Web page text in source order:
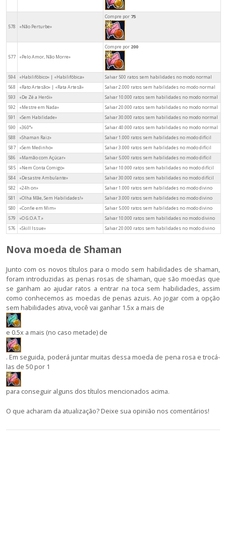
578 «Não Perturbe»
Compre por 75
577 «Pelo Amor, Não Morre»
Compre por 200
594 «Habilifóbico» | «Habilifóbica»
Salvar 500 ratos sem habilidades no modo normal
568
«Rato Artesão» | «Rata Artesã»
Salvar 2.000 ratos sem habilidades no modo normal
593
«De Zé a Herói»
Salvar 10.000 ratos sem habilidades no modo normal
592
«Mestre em Nada»
Salvar 20.000 ratos sem habilidades no modo normal
591
«Sem Habilidade»
Salvar 30.000 ratos sem habilidades no modo normal
590
«360°»
Salvar 40.000 ratos sem habilidades no modo normal
588
«Shaman Raiz»
Salvar 1.000 ratos sem habilidades no modo difícil
587
«Sem Medinho»
Salvar 3.000 ratos sem habilidades no modo difícil
586
«Mamão com Açúcar»
Salvar 5.000 ratos sem habilidades no modo difícil
585
«Nem Conta Comigo»
Salvar 10.000 ratos sem habilidades no modo difícil
584
«Desastre Ambulante»
Salvar 30.000 ratos sem habilidades no modo difícil
582
«24h on»
Salvar 1.000 ratos sem habilidades no modo divino
581
«Olha Mãe, Sem Habilidades!»
Salvar 3.000 ratos sem habilidades no modo divino
580
«Confie em Mim»
Salvar 5.000 ratos sem habilidades no modo divino
579
«O G.O.A.T.»
Salvar 10.000 ratos sem habilidades no modo divino
576
«Skill Issue» Salvar 20.000 ratos sem habilidades no modo divino
Nova moeda de Shaman
Junto com os novos títulos para o modo sem habilidades de shaman,
foram introduzidas as penas rosas de shaman, que são moedas que
se ganham ao ajudar ratos a entrar na toca sem habilidades, assim
como conhecemos as moedas de penas azuis. Ao jogar com a opção
sem habilidades ativa, você vai ganhar 1.5x a mais de
e 0.5x a mais (no caso metade) de
. Em seguida, poderá juntar muitas dessa moeda de pena rosa e trocá-
las de 50 por 1
para conseguir alguns dos títulos mencionados acima.
O que acharam da atualização? Deixe sua opinião nos comentários!